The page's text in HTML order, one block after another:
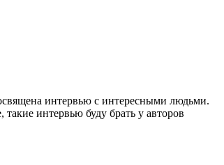
интервью с интересными людьми.
интервью буду брать у авторов